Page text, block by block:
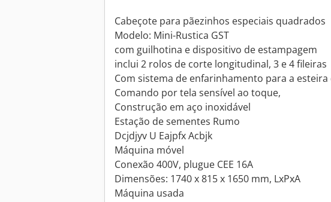
Cabeçote para pãezinhos especiais quadrados
Modelo: Mini-Rustica GST
com guilhotina e dispositivo de estampagem
inclui 2 rolos de corte longitudinal, 3 e 4 fileiras
Com sistema de enfarinhamento para a
Comando por tela sensível ao toque,
Construção em aço inoxidável
Estação de sementes Rumo
Dcjdjyv U Eajpfx Acbjk
Máquina móvel
Conexão 400V, plugue CEE 16A
Dimensões: 1740 x 815 x 1650 mm, LxPxA
Máquina usada